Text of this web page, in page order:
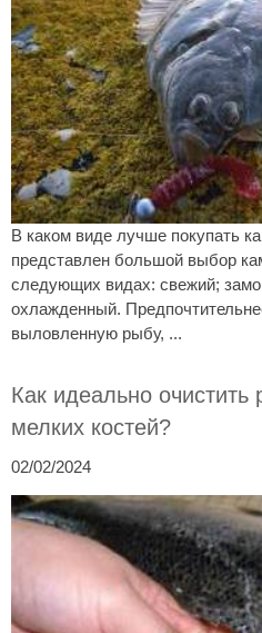
В каком виде лучше покупать
представлен большой выбор
следующих видах: свежий;
охлажденный.
выловленную рыбу, ...
Как идеально
мелких костей?
02/02/2024